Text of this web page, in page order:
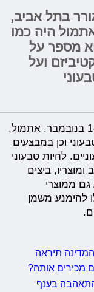
נער בן 18, המתגורר בתל אביב,
היה כמו
מספר על
ועל
יום הטבעונות הבינלאומי חל בכל שנה ב-1 בנובמבר. אתמול,
וכן במבצעים
להיות טבעוני
ביצים
גם ממוצרי
להימנע משמן
תיראה
בענף